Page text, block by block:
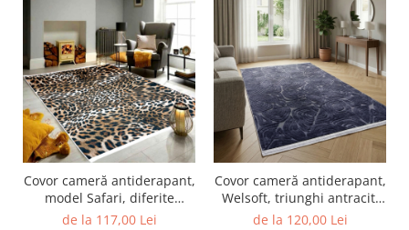
Covor cameră antiderapant,
model Safari, diferite
dimensiuni
de la 117,00 Lei
Covor cameră antiderapant,
Welsoft, triunghi antracit,
120x180 cm
de la 120,00 Lei